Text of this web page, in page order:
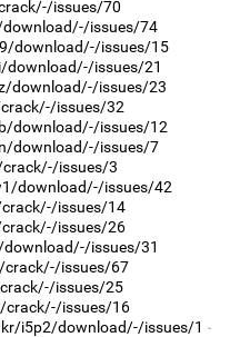
issues/70
issues/74
download/-/issues/15
issues/21
download/-/issues/23
issues/32
download/-/issues/12
download/-/issues/7
issues/3
download/-/issues/42
issues/14
issues/26
issues/31
issues/67
issues/25
crack/-/issues/16
i5p2/download/-/issues/1